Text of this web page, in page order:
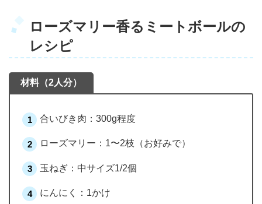
ローズマリー香るミートボールの
レシピ
材料（2人分）
合いびき肉：300g程度
ローズマリー：1〜2枝（お好みで）
玉ねぎ：中サイズ1/2個
にんにく：1かけ